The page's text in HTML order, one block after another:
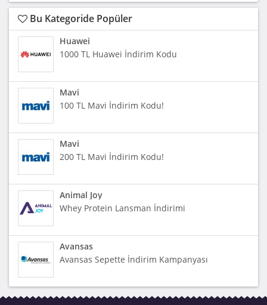
Bu Kategoride Popüler
Huawei
1000 TL Huawei İndirim Kodu
Mavi
100 TL Mavi İndirim Kodu!
Mavi
200 TL Mavi İndirim Kodu!
Animal Joy
Whey Protein Lansman İndirimi
Avansas
Avansas Sepette İndirim Kampanyası